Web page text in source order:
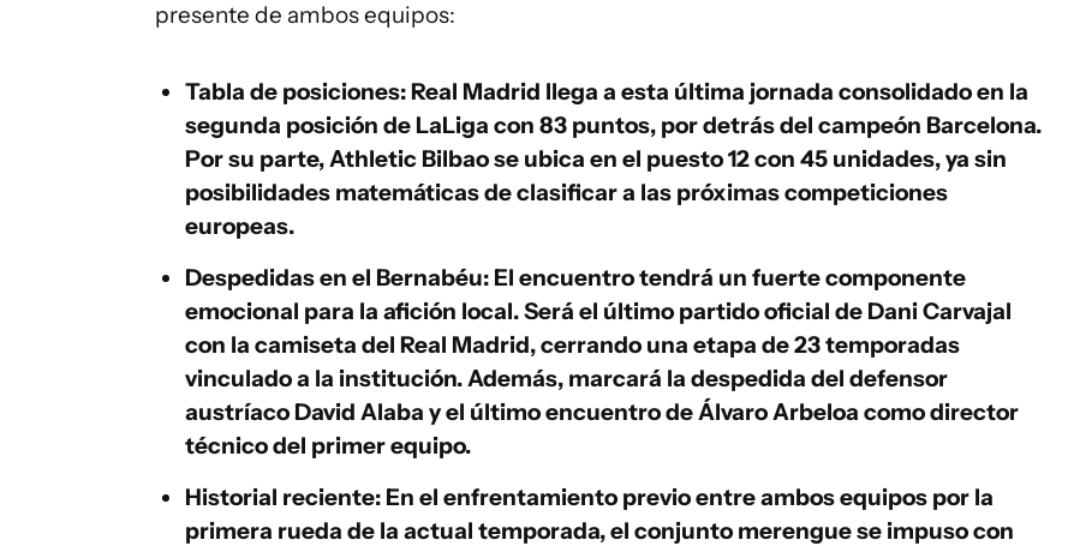
presente de ambos equipos:
Tabla de posiciones:Real Madrid llega a esta última jornada consolidado en la
segunda posición de LaLiga con 83 puntos, por detrás del campeón Barcelona.
Por su parte, Athletic Bilbao se ubica en el puesto 12 con 45 unidades, ya sin
posibilidades matemáticas de clasificar a las próximas competiciones
europeas.
Despedidas en el Bernabéu: El encuentro tendrá un fuerte componente
emocional para la afición local. Será el último partido oficial de Dani Carvajal
con la camiseta del Real Madrid, cerrando una etapa de 23 temporadas
vinculado a la institución. Además, marcará la despedida del defensor
austríaco David Alaba y el último encuentro deÁlvaro Arbeloa como director
técnico del primer equipo.
Historial reciente: En el enfrentamiento previo entre ambos equipos por la
primera rueda de la actual temporada, el conjunto merengue se impuso con